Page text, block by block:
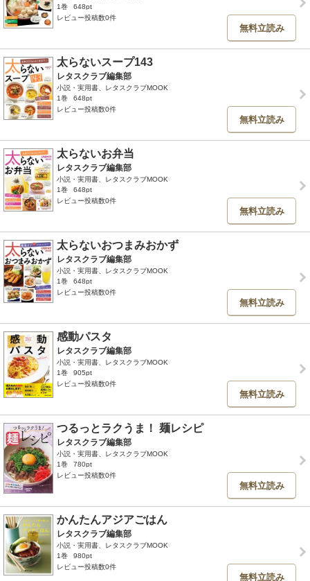
1巻
648pt
レビュー投稿数0件
無料立読み
太らないスープ143
レタスクラブ編集部
小説・実用書、レタスクラブMOOK
1巻
648pt
レビュー投稿数0件
無料立読み
太らないお弁当
レタスクラブ編集部
小説・実用書、レタスクラブMOOK
1巻
648pt
レビュー投稿数0件
無料立読み
太らないおつまみおかず
レタスクラブ編集部
小説・実用書、レタスクラブMOOK
1巻
648pt
レビュー投稿数0件
無料立読み
感動パスタ
レタスクラブ編集部
小説・実用書、レタスクラブMOOK
1巻
905pt
レビュー投稿数0件
無料立読み
つるっとラクうま！ 麺レシピ
レタスクラブ編集部
小説・実用書、レタスクラブMOOK
1巻
780pt
レビュー投稿数0件
無料立読み
かんたんアジアごはん
レタスクラブ編集部
小説・実用書、レタスクラブMOOK
1巻
980pt
レビュー投稿数0件
無料立読み